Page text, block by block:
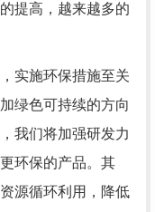
提高，越来越多的
实施环保措施至关
绿色可持续的方向
我们将加强研发力
环保的产品。其
源循环利用，降低